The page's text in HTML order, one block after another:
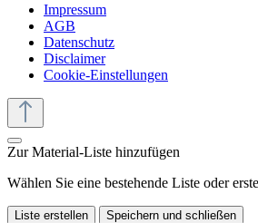
Impressum
AGB
Datenschutz
Disclaimer
Cookie-Einstellungen
Zur Material-Liste hinzufügen
Wählen Sie eine bestehende Liste oder
Liste erstellen Speichern und schließen